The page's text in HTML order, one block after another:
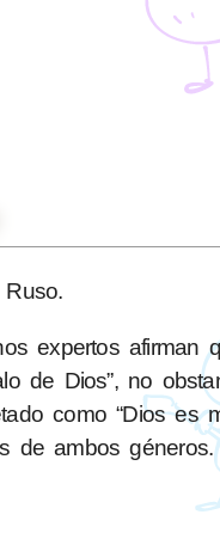
expertos afirman
de Dios”, no
como “Dios es
de ambos géneros.